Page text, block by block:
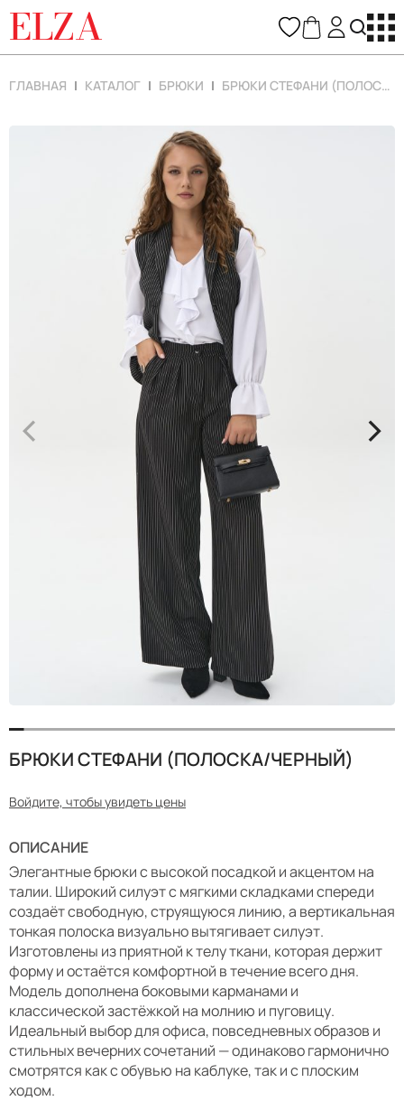
ELZA
ГЛАВНАЯ КАТАЛОГ БРЮКИ БРЮКИ СТЕФАНИ (ПОЛОСКА/ЧЕРНЫЙ)
< >
БРЮКИ СТЕФАНИ (ПОЛОСКА/ЧЕРНЫЙ)
Войдите, чтобы увидеть цены
ОПИСАНИЕ
Элегантные брюки с высокой посадкой и акцентом на
талии. Широкий силуэт с мягкими складками спереди
создаёт свободную, струящуюся линию, а вертикальная
тонкая полоска визуально вытягивает силуэт.
Изготовлены из приятной к телу ткани, которая держит
форму и остаётся комфортной в течение всего дня.
Модель дополнена боковыми карманами и
классической застёжкой на молнию и пуговицу.
Идеальный выбор для офиса, повседневных образов и
стильных вечерних сочетаний — одинаково гармонично
смотрятся как с обувью на каблуке, так и с плоским
ходом.